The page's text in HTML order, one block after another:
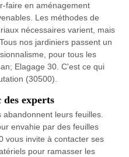
faire en aménagement
Les méthodes de
nécessaires varient, mais
nos jardiniers passent un
pour tous les
Elagage 30. C'est ce qui
(30500).
des experts
leurs feuilles.
envahie par des feuilles
vous invite à contacter ses
pour ramasser les